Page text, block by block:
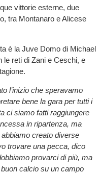
vittorie esterne, due
tra Montanaro e Alicese
è la Juve Domo di Michael
le reti di Zani e Ceschi, e
l’inizio che speravamo
bene la gara per tutti i
ci siamo fatti raggiungere
in ripartenza, ma
creato diverse
trovare una pecca, dico
provarci di più, ma
calcio su un campo